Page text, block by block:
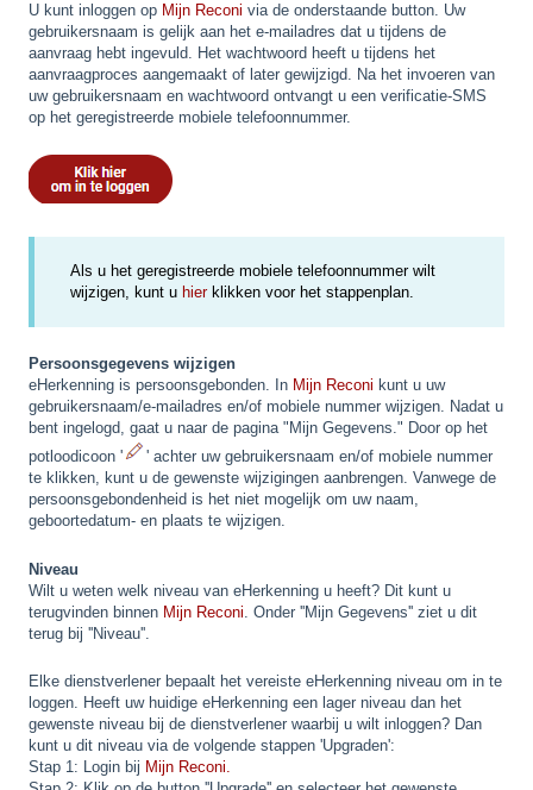
U kunt inloggen op Mijn Reconi via de onderstaande button. Uw
gebruikersnaam is gelijk aan het e-mailadres dat u tijdens de
aanvraag hebt ingevuld. Het wachtwoord heeft u tijdens het
aanvraagproces aangemaakt of later gewijzigd. Na het invoeren van
uw gebruikersnaam en wachtwoord ontvangt u een verificatie-SMS
op het geregistreerde mobiele telefoonnummer.
Als u het geregistreerde mobiele telefoonnummer wilt
wijzigen, kunt u hierklikken voor het stappenplan.
Persoonsgegevens wijzigen
eHerkenning is persoonsgebonden. In Mijn Reconi kunt u uw
gebruikersnaam/e-mailadres en/of mobiele nummer wijzigen. Nadat u
bent ingelogd, gaat u naar de pagina "Mijn Gegevens." Door op het
potloodicoon '
' achter uw gebruikersnaam en/of mobiele nummer
te klikken, kunt u de gewenste wijzigingen aanbrengen. Vanwege de
persoonsgebondenheid is het niet mogelijk om uw naam,
geboortedatum- en plaats te wijzigen.
Niveau
Wilt u weten welk niveau van eHerkenning u heeft? Dit kunt u
terugvinden binnen Mijn Reconi . Onder ''Mijn Gegevens'' ziet u dit
terug bij ''Niveau''.
Elke dienstverlener bepaalt het vereiste eHerkenning niveau om in te
loggen. Heeft uw huidige eHerkenning een lager niveau dan het
gewenste niveau bij de dienstverlener waarbij u wilt inloggen? Dan
kunt u dit niveau via de volgende stappen 'Upgraden':
Stap 1: Login bij Mijn Reconi.